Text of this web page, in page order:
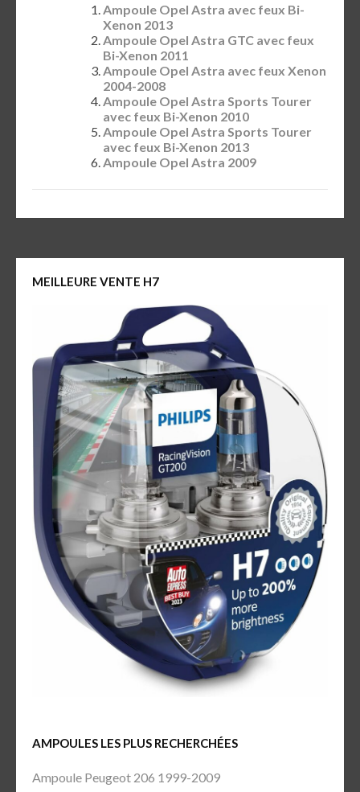
Ampoule Opel Astra avec feux Bi-
Xenon 2013
Ampoule Opel Astra GTC avec feux
Bi-Xenon 2011
Ampoule Opel Astra avec feux Xenon
2004-2008
Ampoule Opel Astra Sports Tourer
avec feux Bi-Xenon 2010
Ampoule Opel Astra Sports Tourer
avec feux Bi-Xenon 2013
Ampoule Opel Astra 2009
MEILLEURE VENTE H7
AMPOULES LES PLUS RECHERCHÉES
Ampoule Peugeot 206 1999-2009